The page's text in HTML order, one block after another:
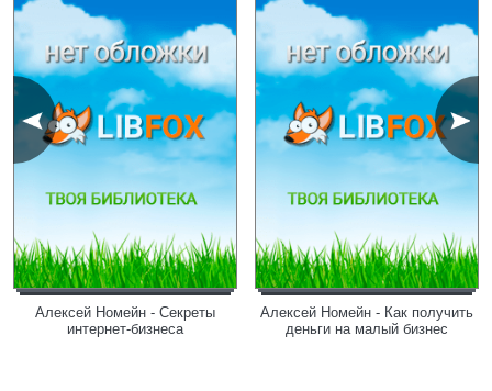
Алексей Номейн - Секреты
интернет-бизнеса
Алексей Номейн - Как получить
деньги на малый бизнес